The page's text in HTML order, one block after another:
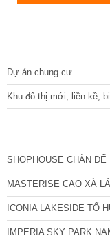
Dự án chung cư
Khu đô thị mới, liền kề,
SHOPHOUSE CHÂN ĐẾ
MASTERISE CAO XÀ
ICONIA LAKESIDE TỐ
IMPERIA SKY PARK